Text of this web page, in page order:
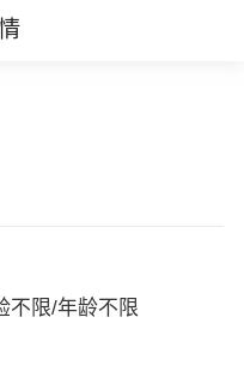
不限/年龄不限